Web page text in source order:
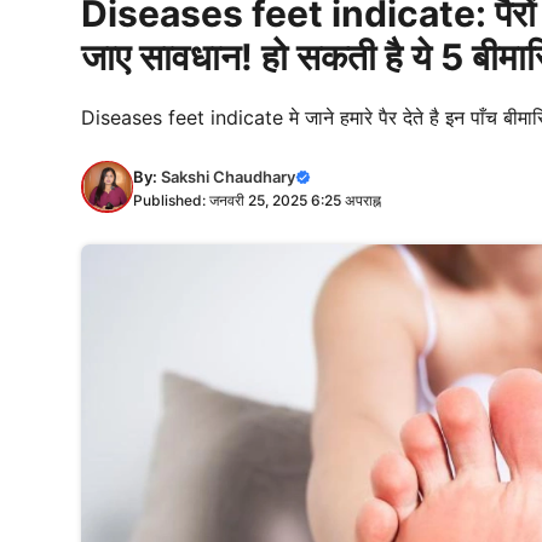
Diseases feet indicate: पैरों में
जाए सावधान! हो सकती है ये 5
Diseases feet indicate मे जाने हमारे पैर देते है इन पाँच
By: Sakshi Chaudhary
Published: जनवरी 25, 2025 6:25 अपराह्न